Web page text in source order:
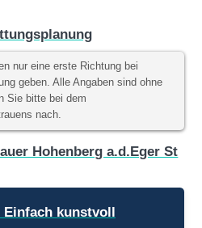
nur eine erste Richtung bei
geben. Alle Angaben sind ohne
Sie bitte bei dem
nach.
Hohenberg a.d.Eger St
kunstvoll